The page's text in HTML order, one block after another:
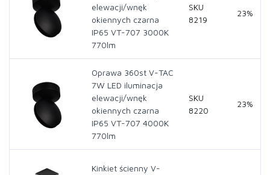
elewacji/wnęk
okiennych czarna
IP65 VT-707 3000K
770lm
SKU
8219
23%
Oprawa 360st V-TAC
7W LED iluminacja
elewacji/wnęk
okiennych czarna
IP65 VT-707 4000K
770lm
SKU
8220
23%
Kinkiet ścienny V-